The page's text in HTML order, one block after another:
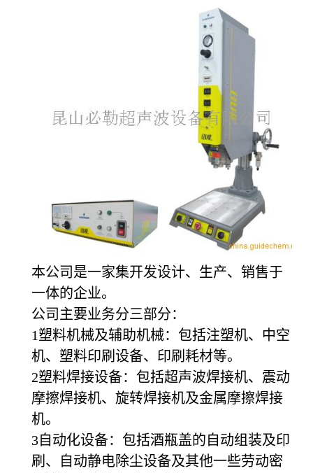
本公司是一家集开发设计、生产、销售于
一体的企业。
公司主要业务分三部分：
1塑料机械及辅助机械：包括注塑机、中空
机、塑料印刷设备、印刷耗材等。
2塑料焊接设备：包括超声波焊接机、震动
摩擦焊接机、旋转焊接机及金属摩擦焊接
机。
3自动化设备：包括酒瓶盖的自动组装及印
刷、自动静电除尘设备及其他一些劳动密